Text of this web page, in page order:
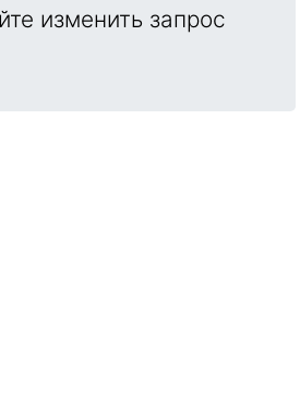
изменить запрос